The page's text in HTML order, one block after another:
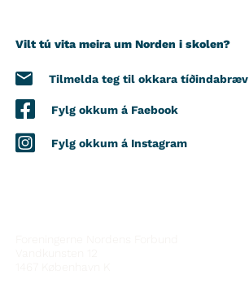
Vilt tú vita meira um Norden i skolen?
Tilmelda teg til okkara tíðindabræv
Fylg okkum á Faebook
Fylg okkum á Instagram